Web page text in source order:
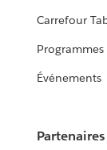
Carrefour
Événements
Partenaires